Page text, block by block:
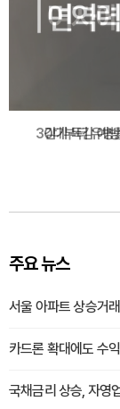
감기·독감 예
주요 뉴스
서울 아파트 상승거
카드론 확대에도 수
국채금리 상승, 자영